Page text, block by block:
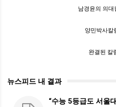
남경윤의 의대
양민박사칼
완결된 칼
뉴스피드 내 결과
“수능 5등급도 서울